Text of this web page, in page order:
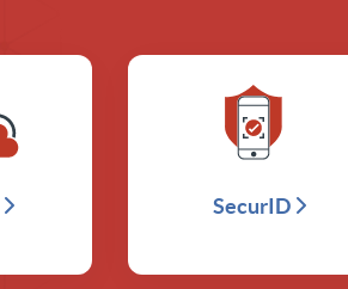
SecurID